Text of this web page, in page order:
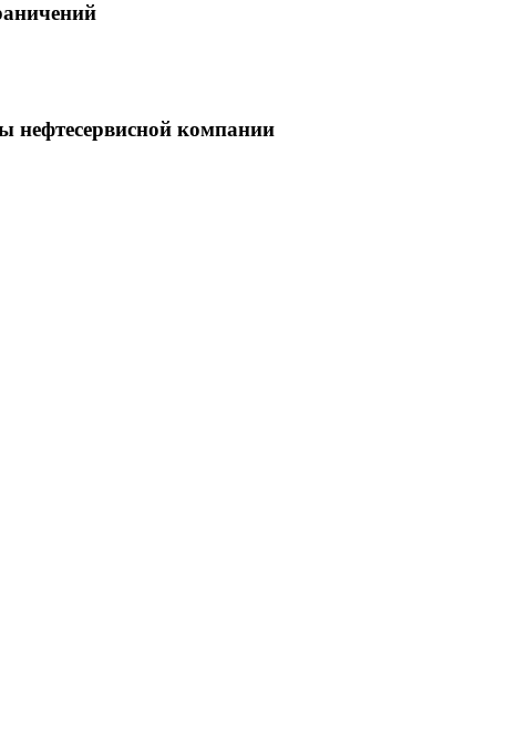
нефтесервисной компании